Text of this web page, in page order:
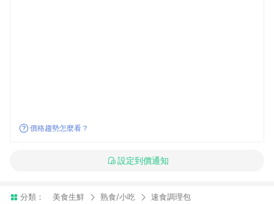
價格趨勢怎麼看？
設定到價通知
分類： 美食生鮮 熟食/小吃 速食調理包